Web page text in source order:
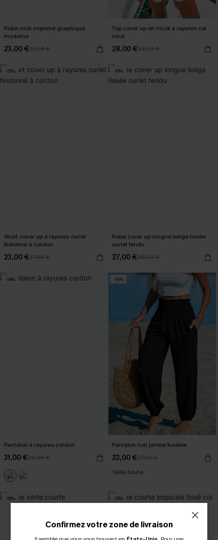
Robe midi imprimé graphique
moderne
23,00 €27,00 €
Top cover up en tricot à rayures col
rond
28,00 €33,00 €
-15%
Short cover up à rayures ourlet
festonné à cordon
23,00 €27,00 €
-10%
Robe cover up longue beige tissée
ourlet fendu
27,00 €30,00 €
-14%
Pantalon à rayures cordon
31,00 €36,00 €
-15%
Pantalon noir jambe fuselée
23,00 €27,00 €
Taille haute
-16% -10%
Confirmez votre zone de livraison